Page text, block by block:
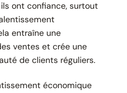
ont confiance, surtout
entraîne une
ventes et crée une
de clients réguliers.
économique